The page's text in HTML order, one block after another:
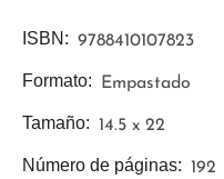
Número de páginas: 192
Tamaño: 14.5 x 22
Formato: Empastado
ISBN: 9788410107823